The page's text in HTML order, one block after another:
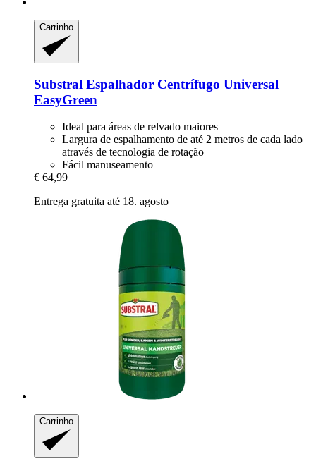
Carrinho
Substral Espalhador Centrífugo Universal
EasyGreen
Ideal para áreas de relvado maiores
Largura de espalhamento de até 2 metros de cada lado
através de tecnologia de rotação
Fácil manuseamento
€ 64,99
Entrega gratuita até 18. agosto
Carrinho